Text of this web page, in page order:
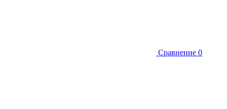
Сравнение 0